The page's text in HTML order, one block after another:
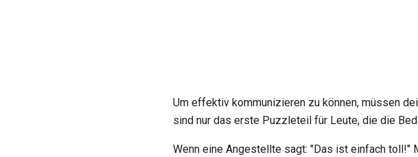
Um effektiv kommunizieren zu können, müssen
sind nur das erste Puzzleteil für Leute, die die
Wenn eine Angestellte sagt: "Das ist einfach toll!"